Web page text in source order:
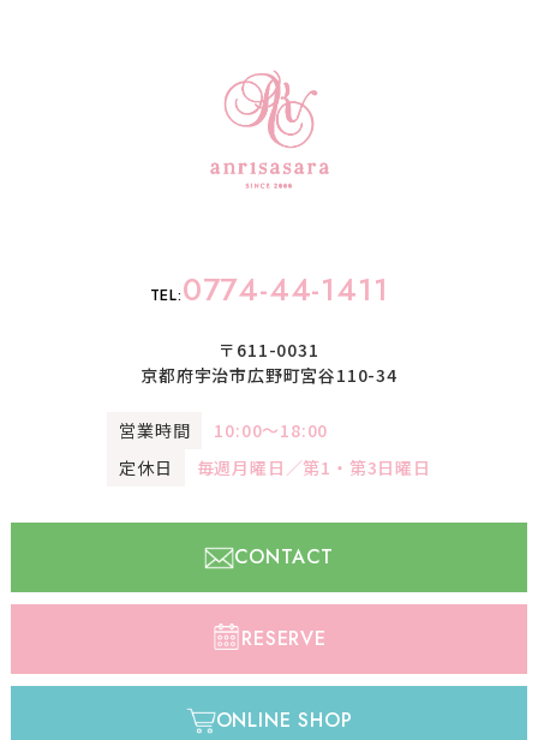
TEL:0774-44-1411
〒611-0031
京都府宇治市広野町宮谷110-34
営業時間
10:00〜18:00
定休日
毎週月曜日／第1・第3日曜日
CONTACT
RESERVE
ONLINE SHOP